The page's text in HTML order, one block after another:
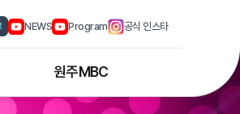
NEWS Program 공식 인스타
원주MBC